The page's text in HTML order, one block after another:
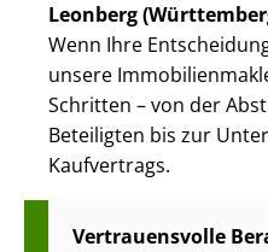
Leonberg
Wenn Ihre
unsere
Schritten – von der
Beteiligten bis zur
Kaufvertrags.
Vertrauensvolle